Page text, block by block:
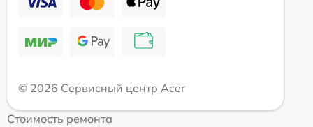
© 2026 Сервисный центр Acer
Стоимость ремонта